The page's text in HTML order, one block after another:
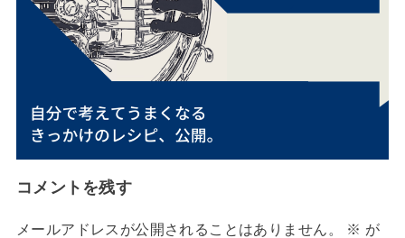
コメントを残す
メールアドレスが公開されることはありません。 ※ が